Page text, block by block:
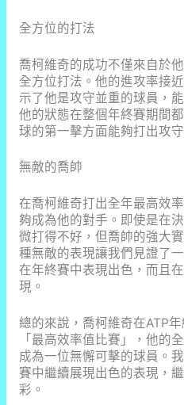
全方位的打法
喬柯維奇的成功不僅來自於
全方位打法。他的進攻率接
示了他是攻守並重的球員，
他的狀態在整個年終賽期間
球的第一擊方面能夠打出攻
無敵的喬帥
在喬柯維奇打出全年最高效
夠成為他的對手。即使是在
微打得不好，但喬帥的強大
種無敵的表現讓我們見證了
在年終賽中表現出色，而且
現。
總的來說，喬柯維奇在ATP
「最高效率值比賽」，他的
成為一位無懈可擊的球員。
賽中繼續展現出色的表現，
彩。